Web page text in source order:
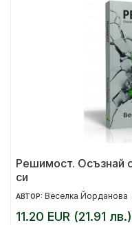
Решимост. Осъзнай
си
АВТОР: Веселка Йорданова
11.20 EUR (21.91 лв.)